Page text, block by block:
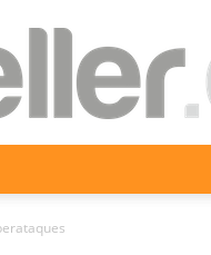
ITseller